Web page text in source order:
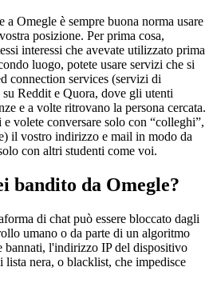
Omegle è sempre buona norma usare
posizione. Per prima cosa,
interessi che avevate utilizzato prima
luogo, potete usare servizi che si
connection services (servizi di
su Reddit e Quora, dove gli utenti
e a volte ritrovano la persona cercata.
volete conversare solo con “colleghi”,
il vostro indirizzo e mail in modo da
con altri studenti come voi.
bandito da Omegle?
di chat può essere bloccato dagli
umano o da parte di un algoritmo
bannati, l'indirizzo IP del dispositivo
lista nera, o blacklist, che impedisce